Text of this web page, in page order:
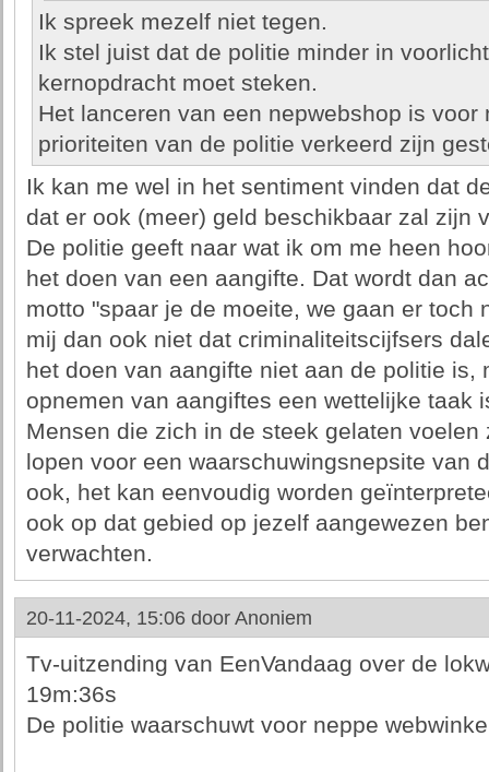
Ik spreek mezelf niet tegen.
Ik stel juist dat de politie minder in
kernopdracht moet steken.
Het lanceren van een nepwebshop is
prioriteiten van de politie verkeerd zijn
Ik kan me wel in het sentiment vinden dat
dat er ook (meer) geld beschikbaar zal zijn
De politie geeft naar wat ik om me heen
het doen van een aangifte. Dat wordt dan
motto "spaar je de moeite, we gaan er toch
mij dan ook niet dat criminaliteitscijfsers
het doen van aangifte niet aan de politie is,
opnemen van aangiftes een wettelijke taak
Mensen die zich in de steek gelaten
lopen voor een waarschuwingsnepsite van
ook, het kan eenvoudig worden
ook op dat gebied op jezelf aangewezen
verwachten.
20-11-2024, 15:06 door Anoniem
Tv-uitzending van EenVandaag over de
19m:36s
De politie waarschuwt voor neppe